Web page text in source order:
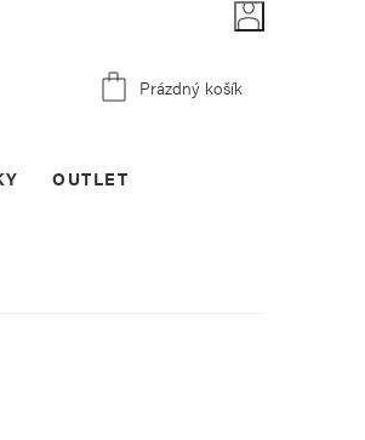
Nákupní
Prázdný košík
OUTLET